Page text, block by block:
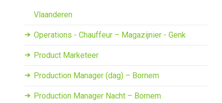
Vlaanderen
Operations - Chauffeur – Magazijnier - Genk
Product Marketeer
Production Manager (dag) – Bornem
Production Manager Nacht – Bornem